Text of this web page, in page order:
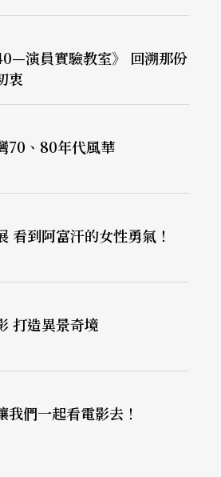
導演
姿色的花痴女主角，劇情如
是金基德的原創故事，但也
王朔的小說，而獲得靈感。
於二○○一年，而在同年有一
樣買了王朔的小說版權，拍
奧斯卡影帝的安德林．布洛
演紐約的經驗老道的街頭騙
的女大學生牽扯不清的愛戀關
展（Locamo Film Festival）
伐利亞電影獎（Peize Seh
愛陌生人》提名柏林影展金熊
最佳新演員。這三部在台灣
起比較看看。
演員實驗教室》 回溯那份
衷
70、80年代風華
女性影展 看到阿富汗的女性勇氣！
混血電影 打造異景奇境
我們一起看電影去！